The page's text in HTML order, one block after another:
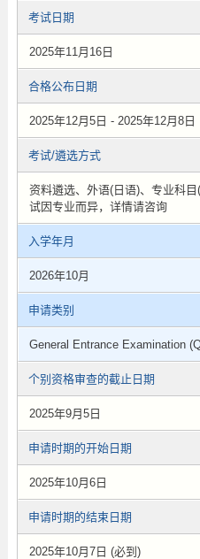
考试日期
2025年11月16日
合格公布日期
2025年12月5日 - 2025年12月8日
考试/遴选方式
资料遴选、外语(日语)、专业科
试因专业而异，详情请咨询
入学年月
2026年10月
申请类别
General Entrance Examination
个别资格审查的截止日期
2025年9月5日
申请时期的开始日期
2025年10月6日
申请时期的结束日期
2025年10月7日 (必到)